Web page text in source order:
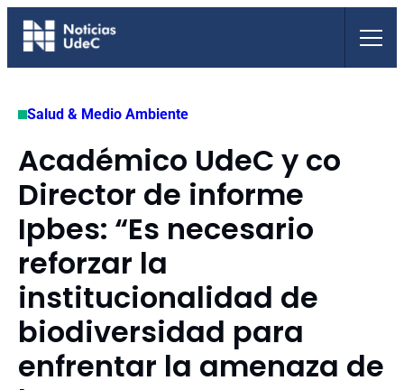
Saltar
Salud & Medio Ambiente
Académico UdeC y co
Director de informe
Ipbes: “Es necesario
reforzar la
institucionalidad de
biodiversidad para
enfrentar la amenaza de